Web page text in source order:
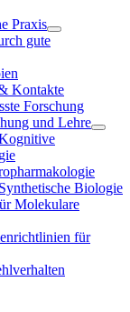
Praxis
gute
Kontakte
Forschung
und Lehre
Biologie
Molekulare
für